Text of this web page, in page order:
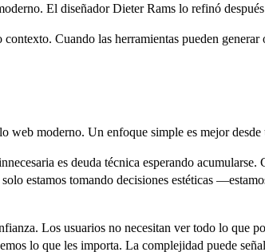
El diseñador Dieter Rams lo refinó
Cuando las herramientas pueden
web moderno. Un enfoque simple es mejor
es deuda técnica esperando
estamos tomando decisiones estéticas
Los usuarios no necesitan ver todo lo que
lo que les importa. La complejidad puede